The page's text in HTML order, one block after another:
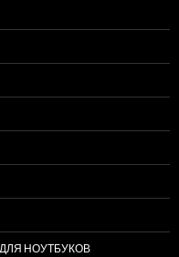
НОУТБУКОВ